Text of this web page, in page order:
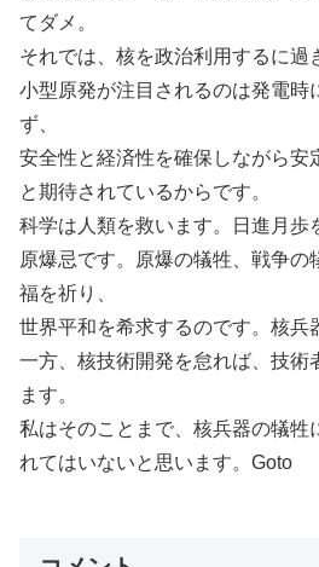
てダメ。
それでは、核を政治利用するに過
小型原発が注目されるのは発電時
ず、
安全性と経済性を確保しながら安
と期待されているからです。
科学は人類を救います。日進月歩
原爆忌です。原爆の犠牲、戦争の
福を祈り、
世界平和を希求するのです。核兵
一方、核技術開発を怠れば、技術
ます。
私はそのことまで、核兵器の犠牲
れてはいないと思います。Goto